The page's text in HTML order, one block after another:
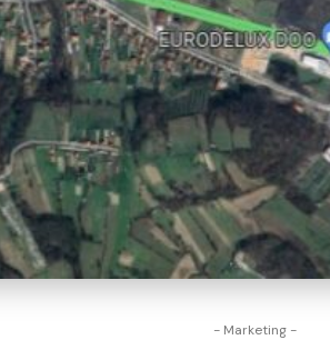
- Marketing -